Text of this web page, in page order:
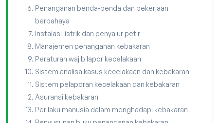
Penanganan benda-benda dan pekerjaan
berbahaya
Instalasi listrik dan penyalur petir
Manajemen penanganan kebakaran
Peraturan wajib lapor kecelakaan
Sistem analisa kasus kecelakaan dan kebakaran
Sistem pelaporan kecelakaan dan kebakaran
Asuransi kebakaran
Perilaku manusia dalam menghadapi kebakaran